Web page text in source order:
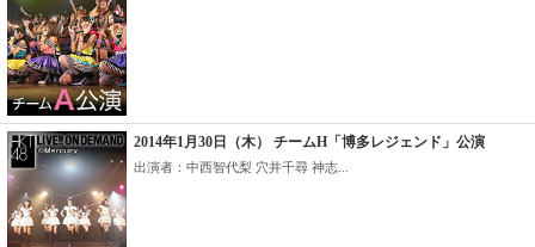
2014年1月30日（木） チームH「博多レジェンド」公演
出演者：中西智代梨 穴井千尋 神志...